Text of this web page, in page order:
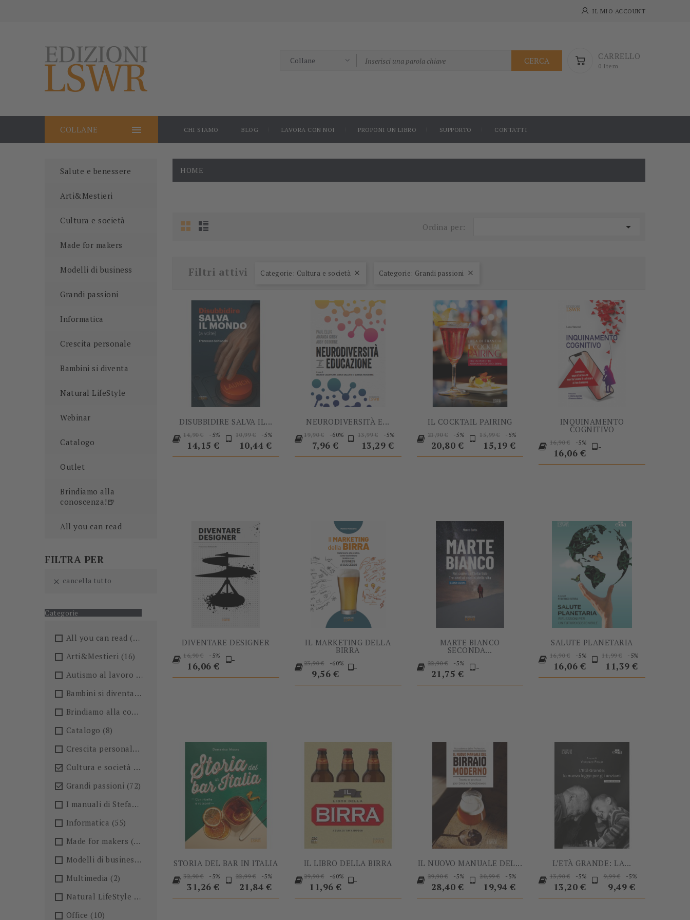
IL MIO ACCOUNT
CARRELLO
0 Item
CERCA

COLLANE CHI SIAMO BLOG LAVORA CON NOI PROPONI UN LIBRO SUPPORTO CONTATTI
Salute e benessere
Arti&Mestieri
Cultura e società
Made for makers
Modelli di business
Grandi passioni
Informatica
Crescita personale
Bambini si diventa
Natural LifeStyle
Webinar
Catalogo
Outlet
Brindiamo alla
conoscenza!🍺
All you can read
FILTRA PER
 cancella tutto
Categorie
All you can read (205)
Arti&Mestieri (16)
Autismo al lavoro
(5)
Bambini si diventa
(4)
Brindiamo alla conoscenza!🍺
Catalogo (8)
Crescita personale
 Cultura e società
(36)
 Grandi passioni (72)
I manuali di Stefano Anselmo
Informatica (55)
Made for makers (13)
Modelli di business(57)
Multimedia (2)
Natural LifeStyle
(4)
Office (10)
HOME
Ordina per: 
Filtri attivi Categorie: Cultura e società  Categorie: Grandi passioni 
DISUBBIDIRE SALVA IL...
Prezzo
base
14,90 € -5%
Prezzo
14,15 €
Prezzo
base
10,99 € -5%
Prezzo
10,44 €
NEURODIVERSITÀ E...
Prezzo
base
19,90 € -60%
Prezzo
7,96 €
Prezzo
base
13,99 € -5%
Prezzo
13,29 €
IL COCKTAIL PAIRING
Prezzo
base
21,90 € -5%
Prezzo
20,80 €
Prezzo
base
15,99 € -5%
15,19 €
INQUINAMENTO
COGNITIVO
Prezzo
base
16,90 € -5%
Prezzo
16,06 €
-
DIVENTARE DESIGNER
Prezzo
base
16,90 € -5%
Prezzo
16,06 €
-
IL MARKETING DELLA
BIRRA
Prezzo
base
23,90 € -60%
Prezzo
9,56 € -
MARTE BIANCO
SECONDA...
Prezzo
base
22,90 € -5%
Prezzo
21,75 €
-
SALUTE PLANETARIA
Prezzo
base
16,90 € -5%
Prezzo
16,06 €
Prezzo
base
11,99 € -5%
11,39 €
STORIA DEL BAR IN ITALIA
Prezzo
base
32,90 € -5%
Prezzo
31,26 €
Prezzo
base
22,99 € -5%
Prezzo
21,84 €
IL LIBRO DELLA BIRRA
Prezzo
base
29,90 € -60%
Prezzo
11,96 € -
IL NUOVO MANUALE DEL...
Prezzo
base
29,90 € -5%
Prezzo
28,40 €
Prezzo
base
20,99 € -5%
Prezzo
19,94 €
L’ETÀ GRANDE: LA...
Prezzo
base
13,90 € -5%
Prezzo
13,20 €
Prezzo
base
9,99 € -5%
9,49 €